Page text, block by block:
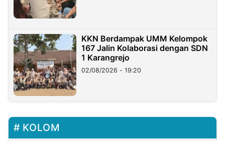
KKN Berdampak UMM Kelompok
167 Jalin Kolaborasi dengan SDN
1 Karangrejo
02/08/2026 - 19:20
KOLOM